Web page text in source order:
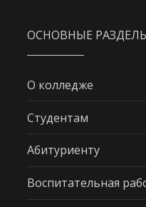
ОСНОВНЫЕ
О колледже
Студентам
Абитуриенту
Воспитательная